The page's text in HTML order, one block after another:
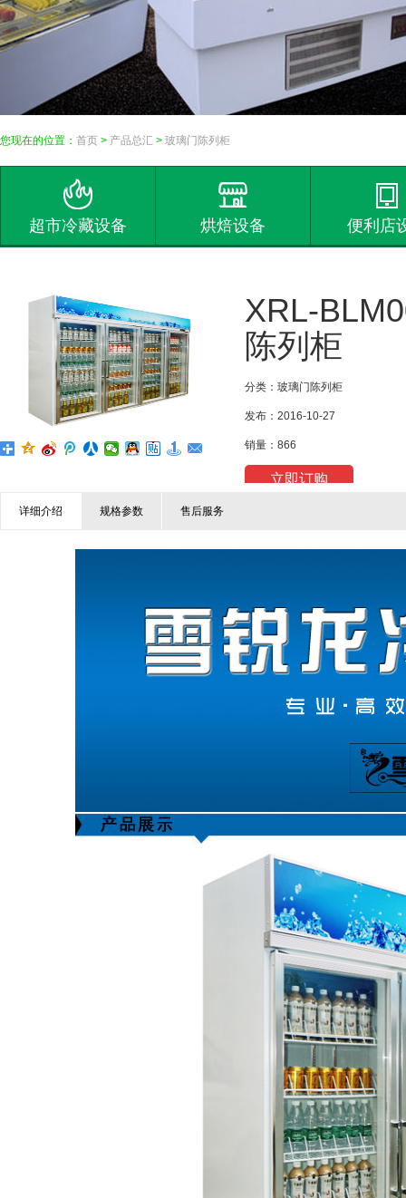
您现在的位置： 首页 > 产品总汇 > 玻璃门陈列柜
超市冷藏设备 烘焙设备 便利店
XRL-
陈列柜
分类：玻璃门陈列柜
发布：2016-10-27
销量：866
立即订购
详细介绍 规格参数 售后服务